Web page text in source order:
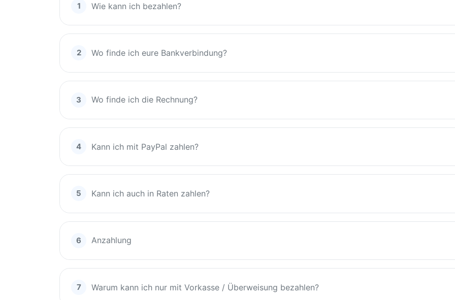
Wie kann ich bezahlen?
Wo finde ich eure Bankverbindung?
Wo finde ich die Rechnung?
Kann ich mit PayPal zahlen?
Kann ich auch in Raten zahlen?
Anzahlung
Warum kann ich nur mit Vorkasse / Überweisung bezahlen?